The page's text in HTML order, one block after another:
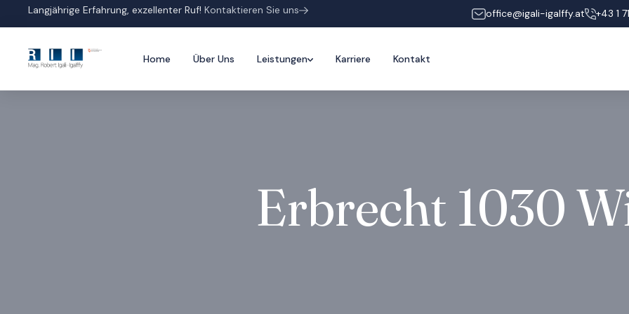
Langjährige Erfahrung, exzellenter Ruf! Kontaktieren Sie uns office@igali-igalffy.at +43 1
Home Über Uns Leistungen Karriere Kontakt
Erbrecht 1030